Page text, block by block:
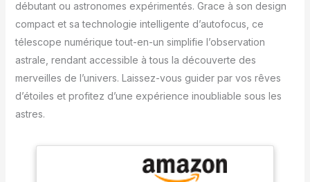
débutant ou astronomes expérimentés. Grace à son design
compact et sa technologie intelligente d’autofocus, ce
télescope numérique tout-en-un simplifie l’observation
astrale, rendant accessible à tous la découverte des
merveilles de l’univers. Laissez-vous guider par vos rêves
d’étoiles et profitez d’une expérience inoubliable sous les
astres.